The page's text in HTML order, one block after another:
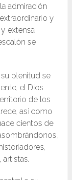
admiración
y
extensa
se
plenitud se
el Dios
de los
así como
cientos de